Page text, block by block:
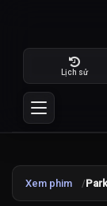
Lịch sử
Xem phim